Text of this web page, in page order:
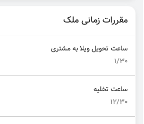
مقررات زمانی ملک
ساعت تحویل ویلا به مشتری
1/30
ساعت تخلیه
12/30